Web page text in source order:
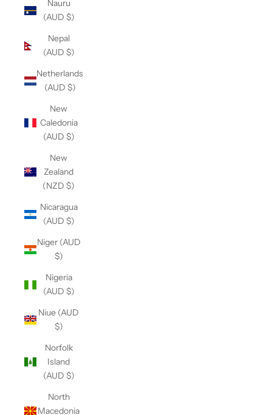
Nauru
(AUD $)
Nepal
(AUD $)
Netherlands
(AUD $)
New
Caledonia
(AUD $)
New
Zealand
(NZD $)
Nicaragua
(AUD $)
Niger (AUD
$)
Nigeria
(AUD $)
Niue (AUD
$)
Norfolk
Island
(AUD $)
North
Macedonia